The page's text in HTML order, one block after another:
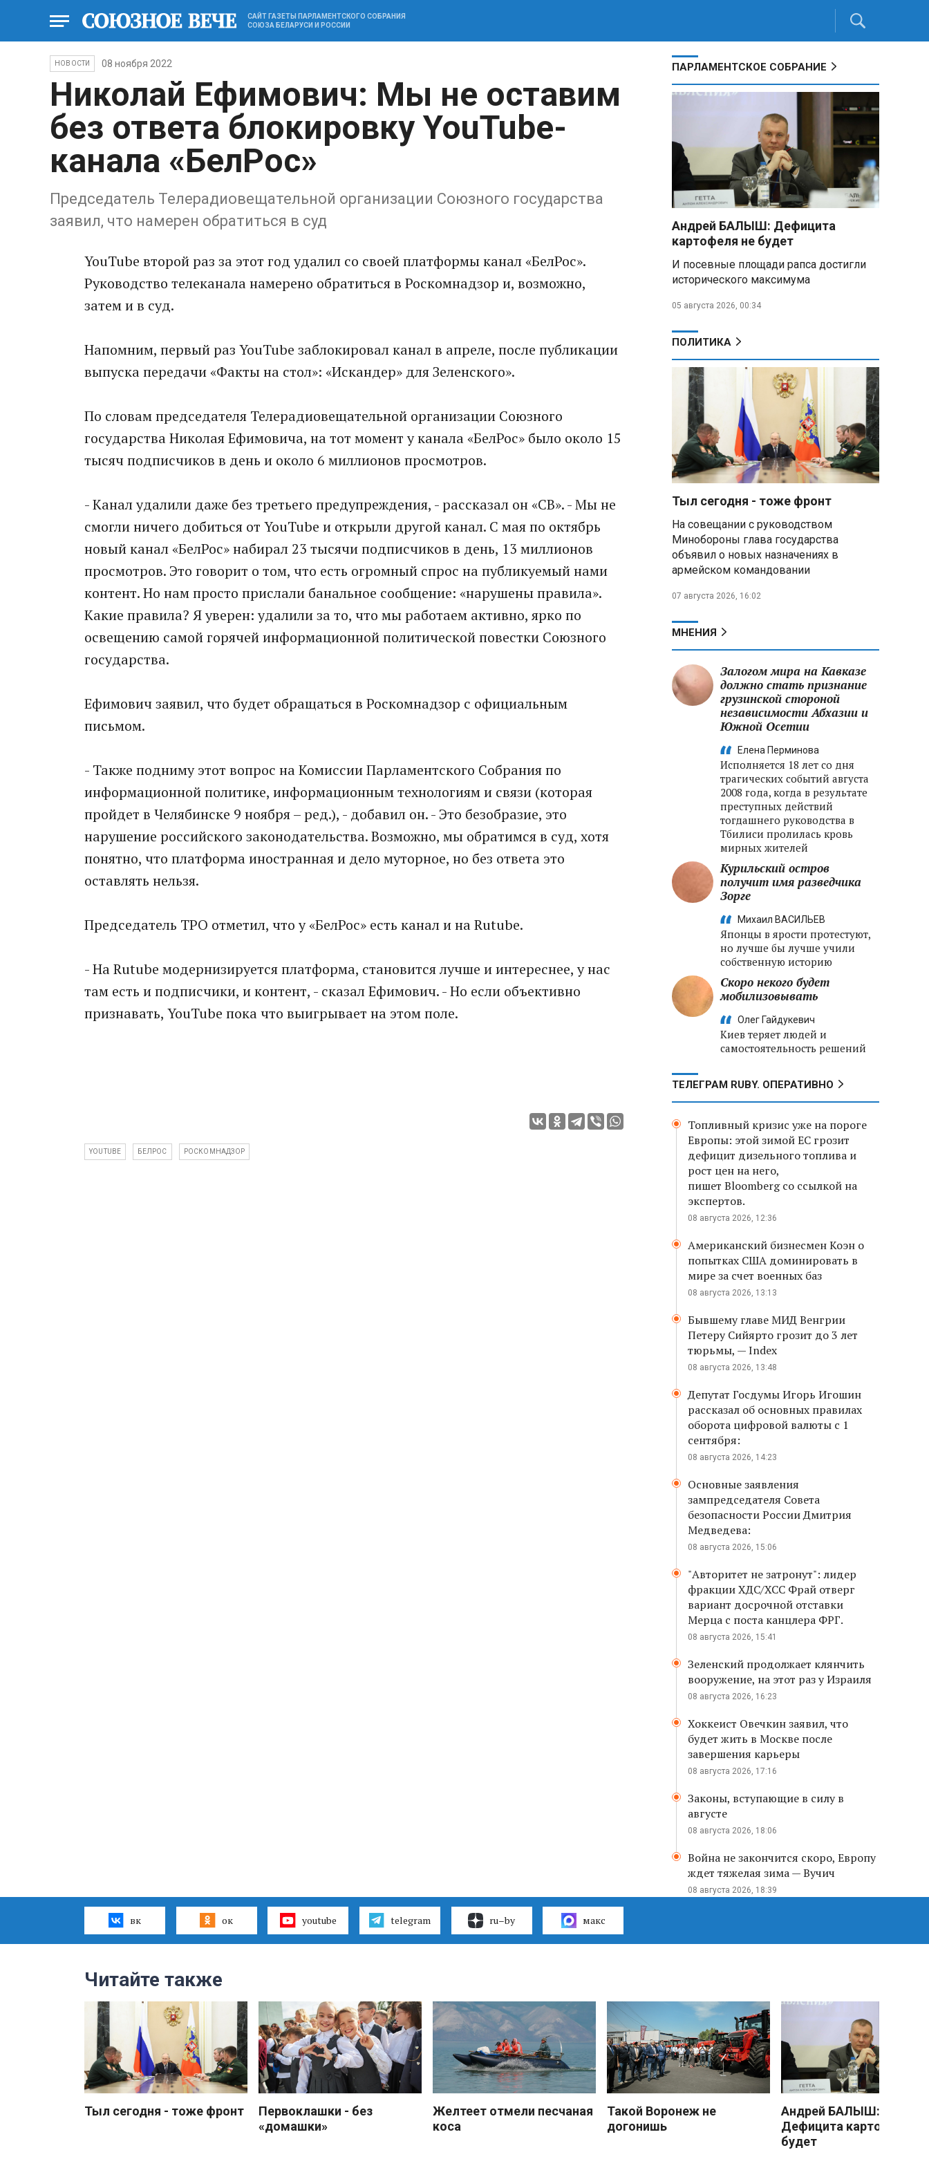
САЙТ ГАЗЕТЫ ПАРЛАМЕНТСКОГО СОБРАНИЯ
СОЮЗА БЕЛАРУСИ И РОССИИ
НОВОСТИ 08 ноября 2022
Николай Ефимович: Мы не оставим
без ответа блокировку YouTube-
канала «БелРос»
Председатель Телерадиовещательной организации Союзного государства
заявил, что намерен обратиться в суд
YouTube второй раз за этот год удалил со своей платформы канал «БелРос».
Руководство телеканала намерено обратиться в Роскомнадзор и, возможно,
затем и в суд.
Напомним, первый раз YouTube заблокировал канал в апреле, после публикации
выпуска передачи «Факты на стол»: «Искандер» для Зеленского».
По словам председателя Телерадиовещательной организации Союзного
государства Николая Ефимовича, на тот момент у канала «БелРос» было около 15
тысяч подписчиков в день и около 6 миллионов просмотров.
- Канал удалили даже без третьего предупреждения, - рассказал он «СВ». - Мы не
смогли ничего добиться от YouTube и открыли другой канал. С мая по октябрь
новый канал «БелРос» набирал 23 тысячи подписчиков в день, 13 миллионов
просмотров. Это говорит о том, что есть огромный спрос на публикуемый нами
контент. Но нам просто прислали банальное сообщение: «нарушены правила».
Какие правила? Я уверен: удалили за то, что мы работаем активно, ярко по
освещению самой горячей информационной политической повестки Союзного
государства.
Ефимович заявил, что будет обращаться в Роскомнадзор с официальным
письмом.
- Также подниму этот вопрос на Комиссии Парламентского Собрания по
информационной политике, информационным технологиям и связи (которая
пройдет в Челябинске 9 ноября – ред.), - добавил он. - Это безобразие, это
нарушение российского законодательства. Возможно, мы обратимся в суд, хотя
понятно, что платформа иностранная и дело муторное, но без ответа это
оставлять нельзя.
Председатель ТРО отметил, что у «БелРос» есть канал и на Rutube.
- На Rutube модернизируется платформа, становится лучше и интереснее, у нас
там есть и подписчики, и контент, - сказал Ефимович. - Но если объективно
признавать, YouTube пока что выигрывает на этом поле.
YOUTUBE БЕЛРОС РОСКОМНАДЗОР
ПАРЛАМЕНТСКОЕ СОБРАНИЕ
Андрей БАЛЫШ: Дефицита
картофеля не будет
И посевные площади рапса достигли
исторического максимума
05 августа 2026, 00:34
ПОЛИТИКА
Тыл сегодня - тоже фронт
На совещании с руководством
Минобороны глава государства
объявил о новых назначениях в
армейском командовании
07 августа 2026, 16:02
МНЕНИЯ
Залогом мира на Кавказе
должно стать признание
грузинской стороной
независимости Абхазии и
Южной Осетии
Елена Перминова
Исполняется 18 лет со дня
трагических событий августа
2008 года, когда в результате
преступных действий
тогдашнего руководства в
Тбилиси пролилась кровь
мирных жителей
Курильский остров
получит имя разведчика
Зорге
Михаил ВАСИЛЬЕВ
Японцы в ярости протестуют,
но лучше бы лучше учили
собственную историю
Скоро некого будет
мобилизовывать
Олег Гайдукевич
Киев теряет людей и
самостоятельность решений
ТЕЛЕГРАМ RUBY. ОПЕРАТИВНО
Топливный кризис уже на пороге
Европы: этой зимой ЕС грозит
дефицит дизельного топлива и
рост цен на него,
пишет Bloomberg со ссылкой на
экспертов.
08 августа 2026, 12:36
Американский бизнесмен Коэн о
попытках США доминировать в
мире за счет военных баз
08 августа 2026, 13:13
Бывшему главе МИД Венгрии
Петеру Сийярто грозит до 3 лет
тюрьмы, — Index
08 августа 2026, 13:48
Депутат Госдумы Игорь Игошин
рассказал об основных правилах
оборота цифровой валюты с 1
сентября:
08 августа 2026, 14:23
Основные заявления
зампредседателя Совета
безопасности России Дмитрия
Медведева:
08 августа 2026, 15:06
"Авторитет не затронут": лидер
фракции ХДС/ХСС Фрай отверг
вариант досрочной отставки
Мерца с поста канцлера ФРГ.
08 августа 2026, 15:41
Зеленский продолжает клянчить
вооружение, на этот раз у Израиля
08 августа 2026, 16:23
Хоккеист Овечкин заявил, что
будет жить в Москве после
завершения карьеры
08 августа 2026, 17:16
Законы, вступающие в силу в
августе
08 августа 2026, 18:06
Война не закончится скоро, Европу
ждет тяжелая зима — Вучич
08 августа 2026, 18:39
вк ок youtube telegram ru–by макс
Читайте также
Тыл сегодня - тоже фронт
Первоклашки - без
«домашки»
Желтеет отмели песчаная
коса
Такой Воронеж не
догонишь
Андрей БАЛЫШ:
Дефицита картофеля не
будет